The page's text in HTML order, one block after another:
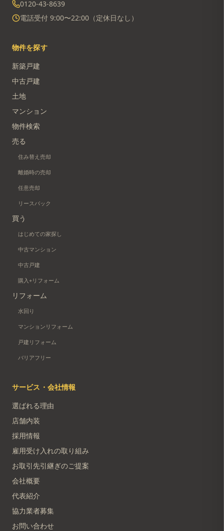
0120-43-8639
電話受付 9:00〜22:00（定休日なし）
物件を探す
新築戸建
中古戸建
土地
マンション
物件検索
売る
住み替え売却
離婚時の売却
任意売却
リースバック
買う
はじめての家探し
中古マンション
中古戸建
購入+リフォーム
リフォーム
水回り
マンションリフォーム
戸建リフォーム
バリアフリー
サービス・会社情報
選ばれる理由
店舗内装
採用情報
雇用受け入れの取り組み
お取引先引継ぎのご提案
会社概要
代表紹介
協力業者募集
お問い合わせ